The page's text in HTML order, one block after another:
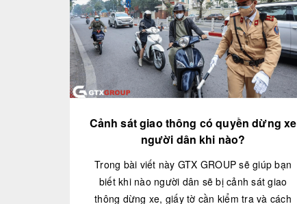
Cảnh sát giao thông có quyền dừng xe
người dân khi nào?
Trong bài viết này GTX GROUP sẽ giúp bạn
biết khi nào người dân sẽ bị cảnh sát giao
thông dừng xe, giấy tờ cần kiểm tra và cách